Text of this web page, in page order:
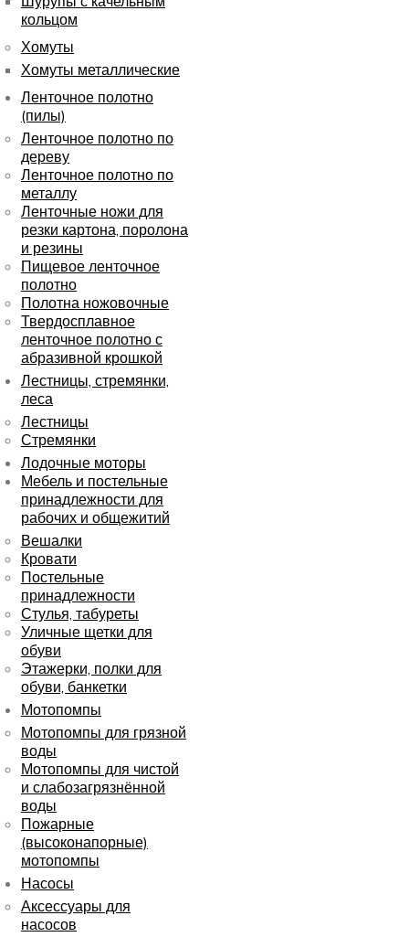
кольцом
Хомуты
Хомуты металлические
Ленточное полотно
(пилы)
Ленточное полотно по
дереву
Ленточное полотно по
металлу
Ленточные ножи для
резки картона, поролона
и резины
Пищевое ленточное
полотно
Полотна ножовочные
Твердосплавное
ленточное полотно с
абразивной крошкой
Лестницы, стремянки,
леса
Лестницы
Стремянки
Лодочные моторы
Мебель и постельные
принадлежности для
рабочих и общежитий
Вешалки
Кровати
Постельные
принадлежности
Стулья, табуреты
Уличные щетки для
обуви
Этажерки, полки для
обуви, банкетки
Мотопомпы
Мотопомпы для грязной
воды
Мотопомпы для чистой
и слабозагрязнённой
воды
Пожарные
(высоконапорные)
мотопомпы
Насосы
Аксессуары для
насосов